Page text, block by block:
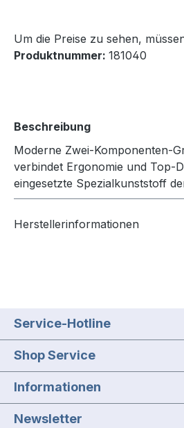
Um die Preise zu sehen,
Produktnummer: 181040
Beschreibung
Moderne Zwei-Komponenten-
verbindet Ergonomie und Top-
eingesetzte Spezialkunststoff
Herstellerinformationen
Service-Hotline
Shop Service
Informationen
Newsletter